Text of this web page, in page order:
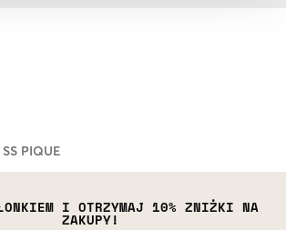
PIQUE
I OTRZYMAJ 10% ZNIŻKI NA
ZAKUPY!